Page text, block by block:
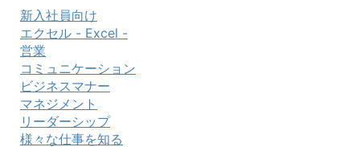
新入社員向け
エクセル - Excel -
営業
コミュニケーション
ビジネスマナー
マネジメント
リーダーシップ
様々な仕事を知る